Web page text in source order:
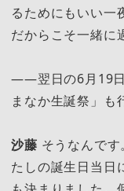
るためにもいい一
だからこそ一緒に
――翌日の6月19日
まなか生誕祭」も
沙藤 そうなんで
たしの誕生日当日